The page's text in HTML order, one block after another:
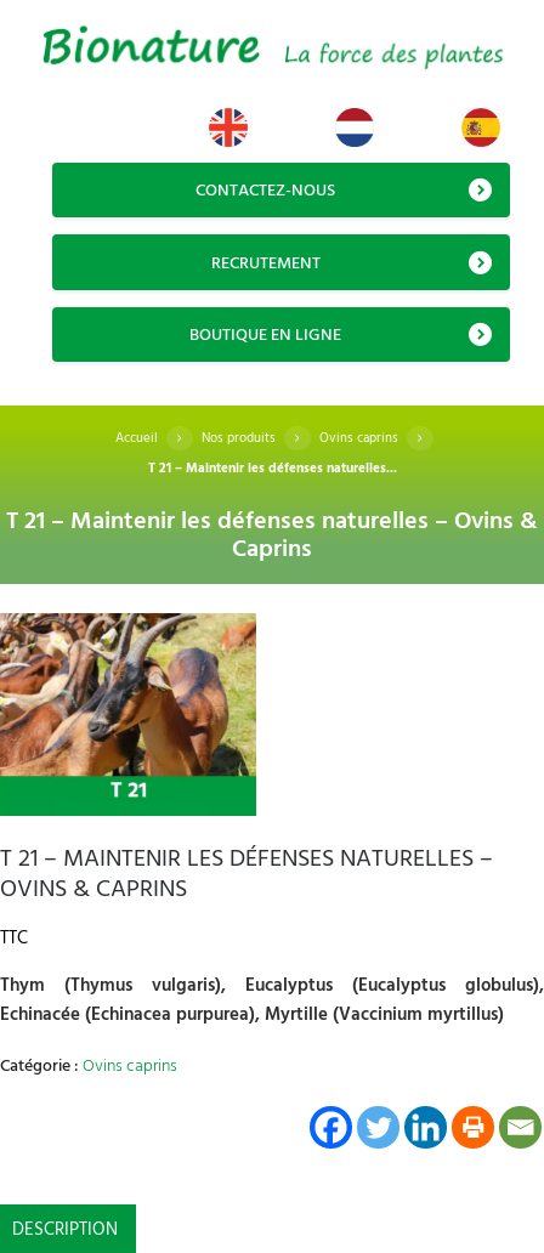
CONTACTEZ-NOUS
RECRUTEMENT
BOUTIQUE EN LIGNE
Accueil Nos produits
Ovins caprins
T 21 – Maintenir les défenses naturelles...
T 21 – Maintenir les défenses naturelles – Ovins &
Caprins
T 21 – MAINTENIR LES DÉFENSES NATURELLES –
OVINS & CAPRINS
TTC
Thym (Thymus vulgaris), Eucalyptus (Eucalyptus globulus),
Echinacée (Echinacea purpurea), Myrtille (Vaccinium myrtillus)
Catégorie :Ovins caprins
DESCRIPTION